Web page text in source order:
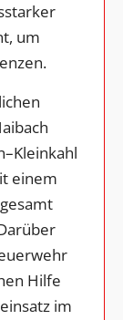
um
einem
Hilfe
im